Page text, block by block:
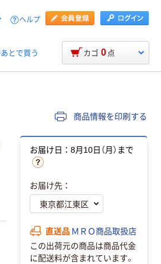
ヘルプ
あとで買う カゴ 0 点
商品情報を印刷する
お届け日：8月10日（月）まで
お届け先：
直送品 ＭＲＯ商品取扱店
この出荷元の商品は商品代金
に配送料が含まれています。